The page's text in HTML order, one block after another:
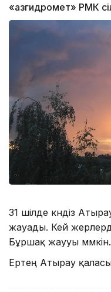
«Қазгидромет» РМК
31 шілде күндіз
жауады. Кей
Бұршақ жаууы мүмкін.
Ертең Атырау